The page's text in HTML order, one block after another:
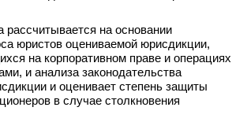
рассчитывается на основании
юристов оцениваемой юрисдикции,
на корпоративном праве и операциях
и анализа законодательства
и оценивает степень защиты
в случае столкновения